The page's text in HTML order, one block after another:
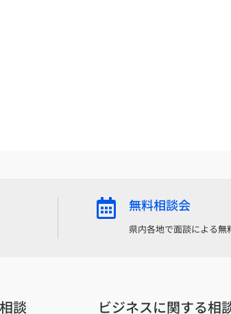
 無料相談会
県内各地で面談による
談 ビジネスに関する相